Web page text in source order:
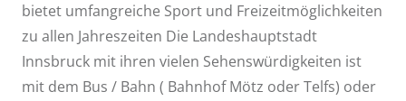
bietet umfangreiche Sport und Freizeitmöglichkeiten
zu allen Jahreszeiten Die Landeshauptstadt
Innsbruck mit ihren vielen Sehenswürdigkeiten ist
mit dem Bus / Bahn ( Bahnhof Mötz oder Telfs) oder